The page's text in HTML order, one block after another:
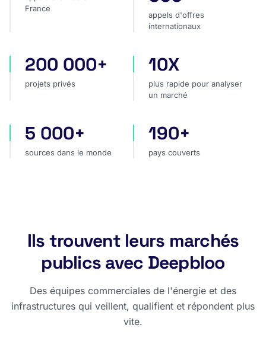
France
appels d'offres
internationaux
projets privés
200 000+
projets privés
plus rapide pour analyser
10X
plus rapide pour analyser
un marché
sources dans le monde
5 000+
sources dans le monde
pays couverts
190+
pays couverts
Ils trouvent leurs marchés
publics avec Deepbloo
Des équipes commerciales de l'énergie et des
infrastructures qui veillent, qualifient et répondent plus
vite.